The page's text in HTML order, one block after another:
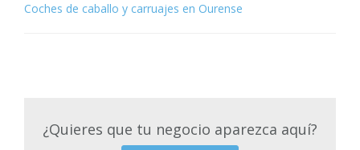
Coches de caballo y carruajes en Ourense
¿Quieres que tu negocio aparezca aquí?